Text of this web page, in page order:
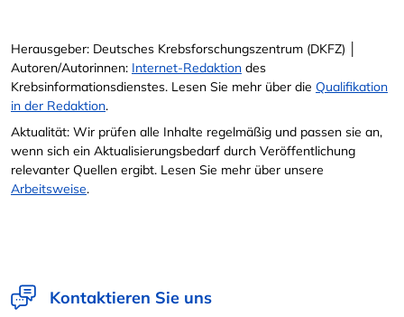
Herausgeber: Deutsches Krebsforschungszentrum (DKFZ) │
Autoren/Autorinnen: Internet-Redaktion des
Krebsinformationsdienstes. Lesen Sie mehr über die Qualifikation
in der Redaktion.
Aktualität: Wir prüfen alle Inhalte regelmäßig und passen sie an,
wenn sich ein Aktualisierungsbedarf durch Veröffentlichung
relevanter Quellen ergibt. Lesen Sie mehr über unsere
Arbeitsweise.
Kontaktieren Sie uns